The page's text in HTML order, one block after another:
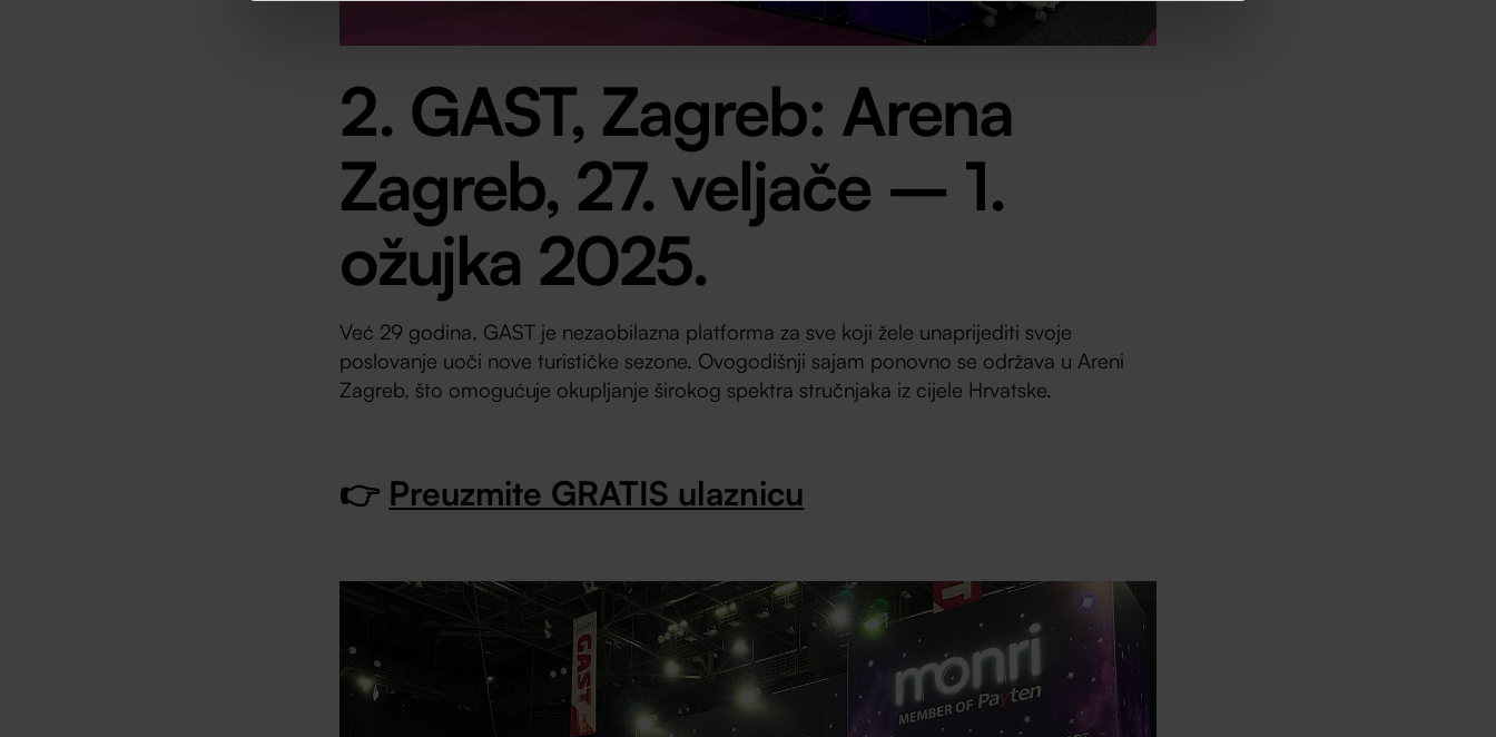
2. GAST, Zagreb: Arena
Zagreb, 27. veljače – 1.
ožujka 2025.
Već 29 godina, GAST je nezaobilazna platforma za sve koji žele unaprijediti svoje
poslovanje uoči nove turističke sezone. Ovogodišnji sajam ponovno se održava u Areni
Zagreb, što omogućuje okupljanje širokog spektra stručnjaka iz cijele Hrvatske.
👉 Preuzmite GRATIS ulaznicu